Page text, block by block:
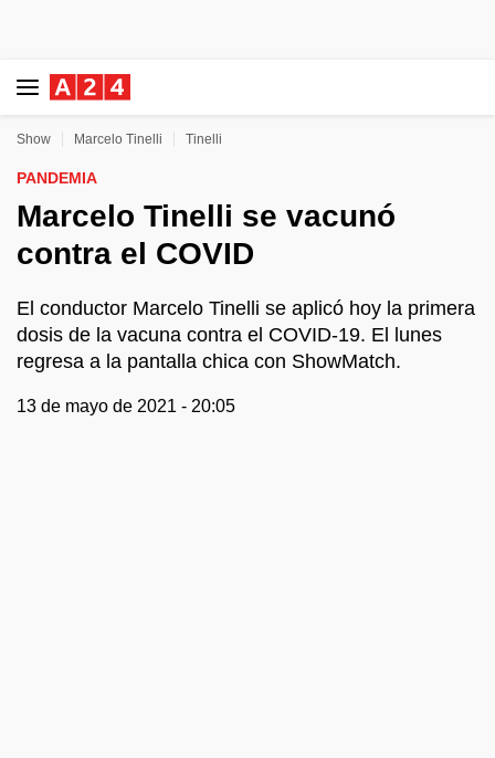
Show Marcelo Tinelli Tinelli
PANDEMIA
Marcelo Tinelli se vacunó
contra el COVID
El conductor Marcelo Tinelli se aplicó hoy la primera
dosis de la vacuna contra el COVID-19. El lunes
regresa a la pantalla chica con ShowMatch.
13 de mayo de 2021 - 20:05